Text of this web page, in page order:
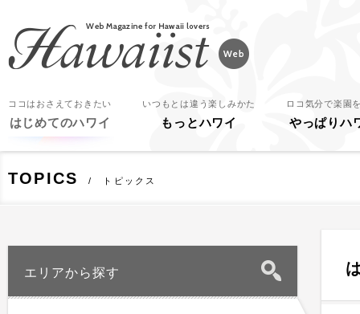
ココはおさえておきたい
はじめてのハワイ
いつもとは違う楽しみかた
もっとハワイ
ロコ気分で楽園
やっぱりハ
TOPICS トピックス
エリアから探す